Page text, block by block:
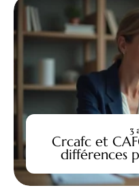
Crcafc et
différences
3